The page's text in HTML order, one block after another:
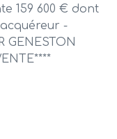
159 600 € dont
-
GENESTON